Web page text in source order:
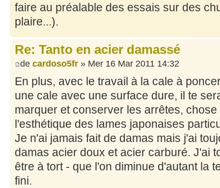
faire au préalable des essais sur des
plaire...).
Re: Tanto en acier damassé
de cardoso5fr » Mer 16 Mar 2011 14:32
En plus, avec le travail à la cale à
une cale avec une surface dure, il te
marquer et conserver les arrêtes,
l'esthétique des lames japonaises
Je n'ai jamais fait de damas mais j'ai
damas acier doux et acier carburé. J'ai
être à tort - que l'on diminue d'autant la
fini.